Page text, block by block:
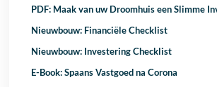
PDF: Maak van uw Droomhuis een Slimme
Nieuwbouw: Financiële Checklist
Nieuwbouw: Investering Checklist
E-Book: Spaans Vastgoed na Corona